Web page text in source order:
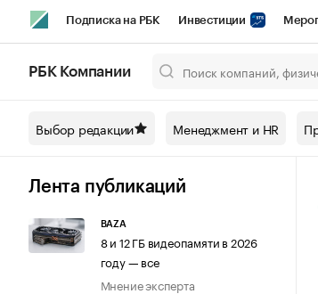
Подписка на РБК Инвестиции
Спецпроекты СПб Конференции СПб
Технологии и медиа Рынок
РБК Компании
Выбор редакции Менеджмент и HR
Лента публикаций
BAZA
8 и 12 ГБ видеопамяти в 2026
году — все
Мнение эксперта